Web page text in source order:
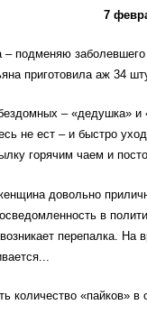
7
подменяю
приготовила аж 34
– «дедушка» и
не ест – и быстро
горячим чаем и
довольно
в
перепалка. На
количество «пайков» в